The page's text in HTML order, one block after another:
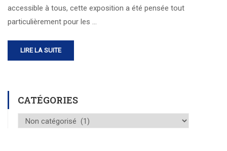
accessible à tous, cette exposition a été pensée tout
particulièrement pour les …
LIRE LA SUITE
CATÉGORIES